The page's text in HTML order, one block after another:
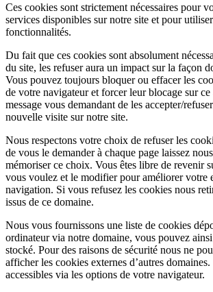
Ces cookies sont strictement nécessaires pour
services disponibles sur notre site et pour
fonctionnalités.
Du fait que ces cookies sont absolument
du site, les refuser aura un impact sur la façon
Vous pouvez toujours bloquer ou effacer les
de votre navigateur et forcer leur blocage sur
message vous demandant de les accepter/
nouvelle visite sur notre site.
Nous respectons votre choix de refuser les
de vous le demander à chaque page laissez
mémoriser ce choix. Vous êtes libre de revenir
vous voulez et le modifier pour améliorer votre
navigation. Si vous refusez les cookies nous
issus de ce domaine.
Nous vous fournissons une liste de cookies
ordinateur via notre domaine, vous pouvez
stocké. Pour des raisons de sécurité nous ne
afficher les cookies externes d’autres
accessibles via les options de votre navigateur.